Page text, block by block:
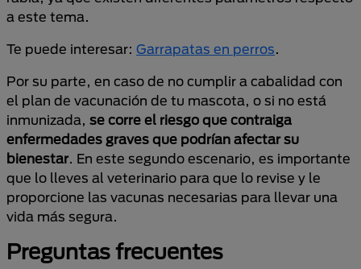
a este tema.
Te puede interesar: Garrapatas en perros.
Por su parte, en caso de no cumplir a cabalidad con
el plan de vacunación de tu mascota, o si no está
inmunizada, se corre el riesgo que contraiga
enfermedades graves que podrían afectar su
bienestar. En este segundo escenario, es importante
que lo lleves al veterinario para que lo revise y le
proporcione las vacunas necesarias para llevar una
vida más segura.
Preguntas frecuentes